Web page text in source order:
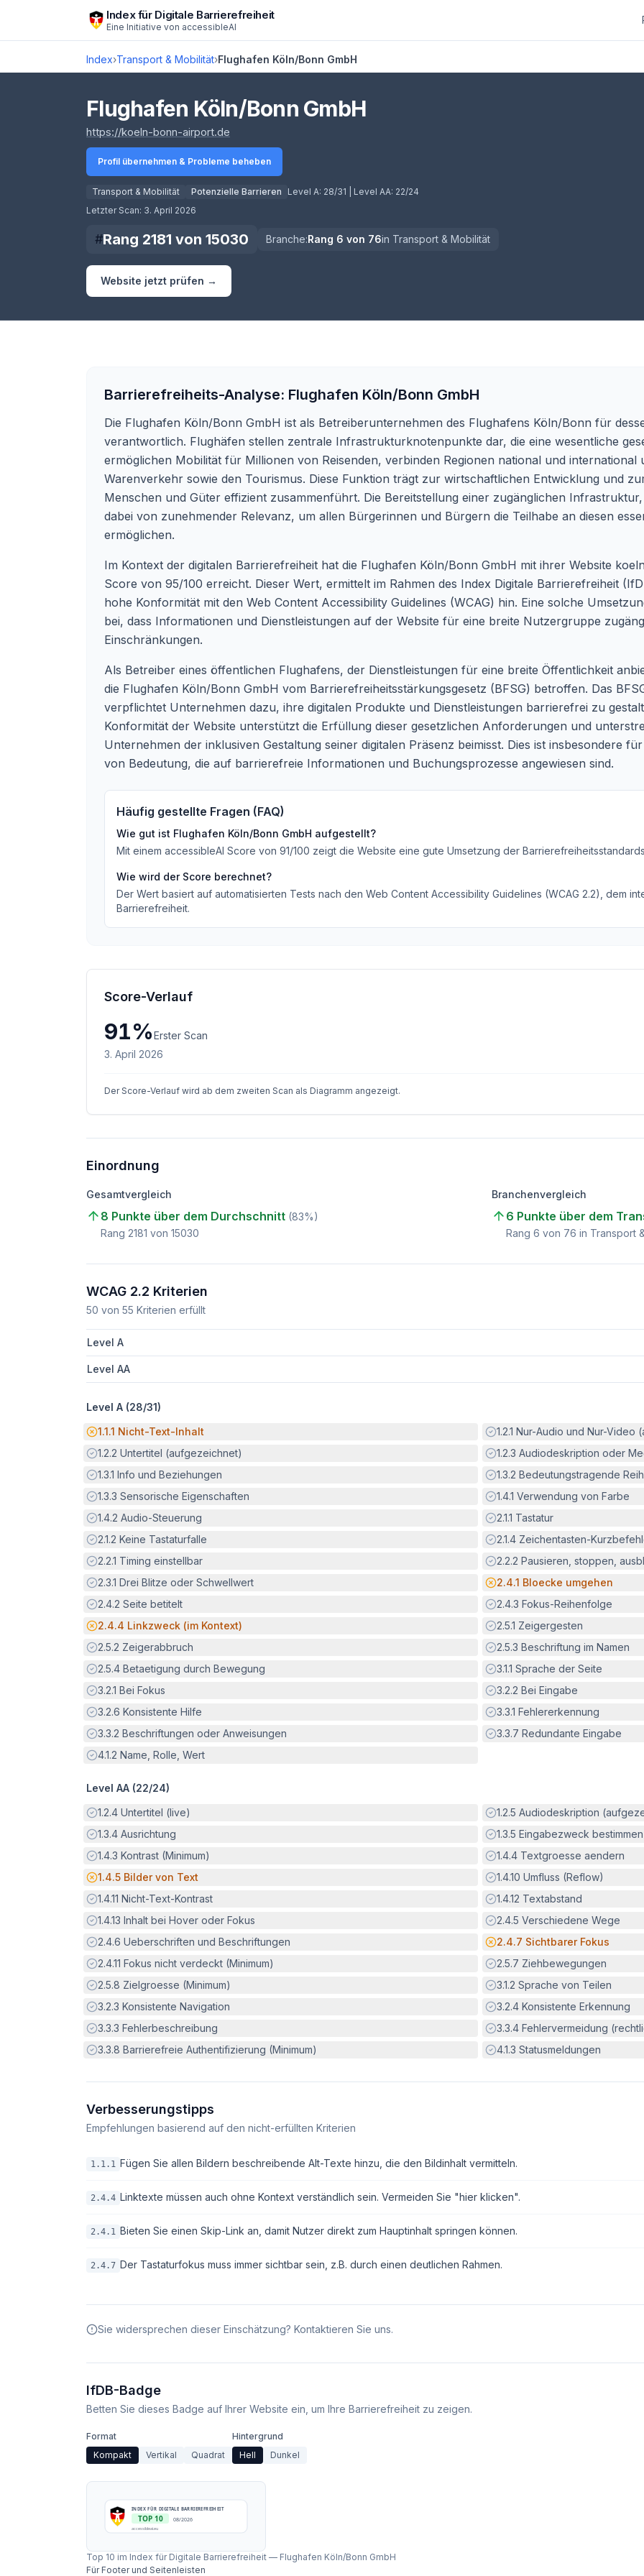
Zum Hauptinhalt springenIndex für Digitale Barrierefreiheit
Eine Initiative von accessibleAI
Index›Transport & Mobilität›Flughafen Köln/Bonn GmbH
Score lädt
Flughafen Köln/Bonn GmbH
https://koeln-bonn-airport.de
Profil übernehmen & Probleme beheben
Transport & Mobilität Potenzielle Barrieren Level A: 28/31 | Level AA: 22/24
Letzter Scan: 3. April 2026
#Rang 2181 von 15030 Branche:Rang 6 von 76in Transport & Mobilität
Website jetzt prüfen →
Barrierefreiheits-Analyse: Flughafen Köln/Bonn GmbH
Die Flughafen Köln/Bonn GmbH ist als Betreiberunternehmen des Flughafens Köln/Bonn für
verantwortlich. Flughäfen stellen zentrale Infrastrukturknotenpunkte dar, die eine wesentliche
ermöglichen Mobilität für Millionen von Reisenden, verbinden Regionen national und international
Warenverkehr sowie den Tourismus. Diese Funktion trägt zur wirtschaftlichen Entwicklung und
Menschen und Güter effizient zusammenführt. Die Bereitstellung einer zugänglichen
dabei von zunehmender Relevanz, um allen Bürgerinnen und Bürgern die Teilhabe an diesen
ermöglichen.
Im Kontext der digitalen Barrierefreiheit hat die Flughafen Köln/Bonn GmbH mit ihrer Website
Score von 95/100 erreicht. Dieser Wert, ermittelt im Rahmen des Index Digitale Barrierefreiheit
hohe Konformität mit den Web Content Accessibility Guidelines (WCAG) hin. Eine solche
bei, dass Informationen und Dienstleistungen auf der Website für eine breite Nutzergruppe
Einschränkungen.
Als Betreiber eines öffentlichen Flughafens, der Dienstleistungen für eine breite Öffentlichkeit
die Flughafen Köln/Bonn GmbH vom Barrierefreiheitsstärkungsgesetz (BFSG) betroffen. Das
verpflichtet Unternehmen dazu, ihre digitalen Produkte und Dienstleistungen barrierefrei zu
Konformität der Website unterstützt die Erfüllung dieser gesetzlichen Anforderungen und
Unternehmen der inklusiven Gestaltung seiner digitalen Präsenz beimisst. Dies ist insbesondere
von Bedeutung, die auf barrierefreie Informationen und Buchungsprozesse angewiesen sind.
Häufig gestellte Fragen (FAQ)
Wie gut ist Flughafen Köln/Bonn GmbH aufgestellt?
Mit einem accessibleAI Score von 91/100 zeigt die Website eine gute Umsetzung der Barrierefreiheitsstandards
Wie wird der Score berechnet?
Der Wert basiert auf automatisierten Tests nach den Web Content Accessibility Guidelines (WCAG 2.2), dem
Barrierefreiheit.
Score-Verlauf
91%Erster Scan
3. April 2026
Der Score-Verlauf wird ab dem zweiten Scan als Diagramm angezeigt.
Einordnung
Gesamtvergleich
8 Punkte über dem Durchschnitt (83%)
Rang 2181 von 15030
Branchenvergleich
6 Punkte über dem
Rang 6 von 76 in Transport
WCAG 2.2 Kriterien
50 von 55 Kriterien erfüllt
Level A
Level AA
Level A (28/31)
Potenzielle Barriere:
1.1.1 Nicht-Text-Inhalt Erfüllt:
1.2.1 Nur-Audio und Nur-Video
Erfüllt:
1.2.2 Untertitel (aufgezeichnet) Erfüllt:
1.2.3 Audiodeskription oder
Erfüllt:
1.3.1 Info und Beziehungen Erfüllt:
1.3.2 Bedeutungstragende
Erfüllt:
1.3.3 Sensorische Eigenschaften Erfüllt:
1.4.1 Verwendung von Farbe
Erfüllt:
1.4.2 Audio-Steuerung Erfüllt:
2.1.1 Tastatur
Erfüllt:
2.1.2 Keine Tastaturfalle Erfüllt:
2.1.4 Zeichentasten-
Erfüllt:
2.2.1 Timing einstellbar Erfüllt:
2.2.2 Pausieren, stoppen,
Erfüllt:
2.3.1 Drei Blitze oder Schwellwert Potenzielle Barriere:
2.4.1 Bloecke umgehen
Erfüllt:
2.4.2 Seite betitelt Erfüllt:
2.4.3 Fokus-Reihenfolge
Potenzielle Barriere:
2.4.4 Linkzweck (im Kontext) Erfüllt:
2.5.1 Zeigergesten
Erfüllt:
2.5.2 Zeigerabbruch Erfüllt:
2.5.3 Beschriftung im Namen
Erfüllt:
2.5.4 Betaetigung durch Bewegung Erfüllt:
3.1.1 Sprache der Seite
Erfüllt:
3.2.1 Bei Fokus Erfüllt:
3.2.2 Bei Eingabe
Erfüllt:
3.2.6 Konsistente Hilfe Erfüllt:
3.3.1 Fehlererkennung
Erfüllt:
3.3.2 Beschriftungen oder Anweisungen Erfüllt:
3.3.7 Redundante Eingabe
Erfüllt:
4.1.2 Name, Rolle, Wert
Level AA (22/24)
Erfüllt:
1.2.4 Untertitel (live) Erfüllt:
1.2.5 Audiodeskription
Erfüllt:
1.3.4 Ausrichtung Erfüllt:
1.3.5 Eingabezweck bestimmen
Erfüllt:
1.4.3 Kontrast (Minimum) Erfüllt:
1.4.4 Textgroesse aendern
Potenzielle Barriere:
1.4.5 Bilder von Text Erfüllt:
1.4.10 Umfluss (Reflow)
Erfüllt:
1.4.11 Nicht-Text-Kontrast Erfüllt:
1.4.12 Textabstand
Erfüllt:
1.4.13 Inhalt bei Hover oder Fokus Erfüllt:
2.4.5 Verschiedene Wege
Erfüllt:
2.4.6 Ueberschriften und Beschriftungen Potenzielle Barriere:
2.4.7 Sichtbarer Fokus
Erfüllt:
2.4.11 Fokus nicht verdeckt (Minimum) Erfüllt:
2.5.7 Ziehbewegungen
Erfüllt:
2.5.8 Zielgroesse (Minimum) Erfüllt:
3.1.2 Sprache von Teilen
Erfüllt:
3.2.3 Konsistente Navigation Erfüllt:
3.2.4 Konsistente Erkennung
Erfüllt:
3.3.3 Fehlerbeschreibung Erfüllt:
3.3.4 Fehlervermeidung
Erfüllt:
3.3.8 Barrierefreie Authentifizierung (Minimum) Erfüllt:
4.1.3 Statusmeldungen
Verbesserungstipps
Empfehlungen basierend auf den nicht-erfüllten Kriterien
1.1.1 Fügen Sie allen Bildern beschreibende Alt-Texte hinzu, die den Bildinhalt vermitteln.
2.4.4 Linktexte müssen auch ohne Kontext verständlich sein. Vermeiden Sie "hier klicken".
2.4.1 Bieten Sie einen Skip-Link an, damit Nutzer direkt zum Hauptinhalt springen können.
2.4.7 Der Tastaturfokus muss immer sichtbar sein, z.B. durch einen deutlichen Rahmen.
Sie widersprechen dieser Einschätzung? Kontaktieren Sie uns.
IfDB-Badge
Betten Sie dieses Badge auf Ihrer Website ein, um Ihre Barrierefreiheit zu zeigen.
Format
Kompakt
Vertikal Quadrat
Hintergrund
Hell
Dunkel
INDEX FÜR DIGITALE BARRIEREFREIHEIT
TOP 10 08/2026
accessibleai.eu
Top 10 im Index für Digitale Barrierefreiheit — Flughafen Köln/Bonn GmbH
Für Footer und Seitenleisten